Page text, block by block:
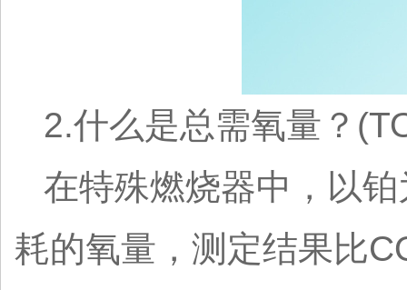
2.什么是总需氧量？
在特殊燃烧器中，以
耗的氧量，测定结果比